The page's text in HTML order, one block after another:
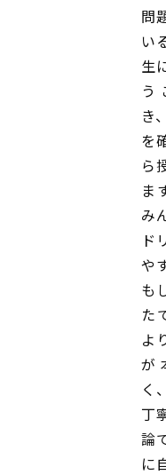
問
い
生
う
き
を
ら
ま
み
ド
や
も
た
よ
が
く
丁
論
に